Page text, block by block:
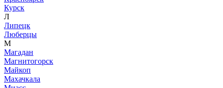
Курск
Л
Липецк
Люберцы
М
Магадан
Магнитогорск
Майкоп
Махачкала